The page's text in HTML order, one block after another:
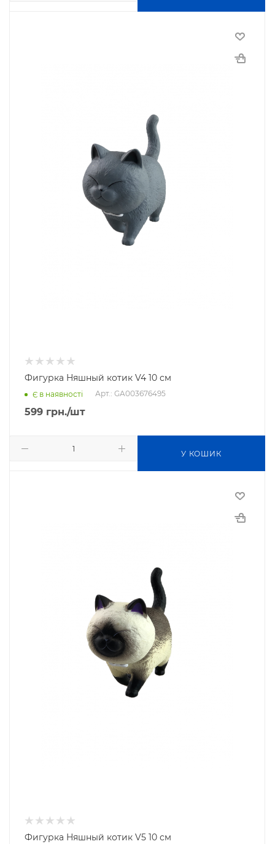
Фигурка Няшный котик V4 10 см
Є в наявності Арт.: GA003676495
599 грн./шт
У КОШИК
Фигурка Няшный котик V5 10 см